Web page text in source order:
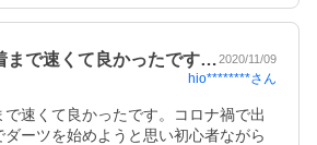
まで速くて良かったです…2020/11/09
hio********さん
速くて良かったです。コロナ禍で出
ーツを始めようと思い初心者ながら